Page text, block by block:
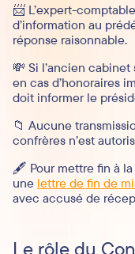
📨 L’expert-
d’information au
réponse raisonnable.
💸 Si l’ancien
en cas d’honoraires
doit informer le
📁 Aucune
confrères n’est
🖋️ Pour mettre fin à
une lettre de fin de
avec accusé de
Le rôle du